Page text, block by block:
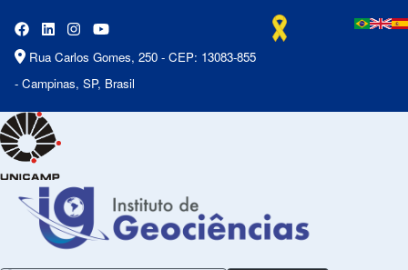
Rua Carlos Gomes, 250 - CEP: 13083-855
- Campinas, SP, Brasil